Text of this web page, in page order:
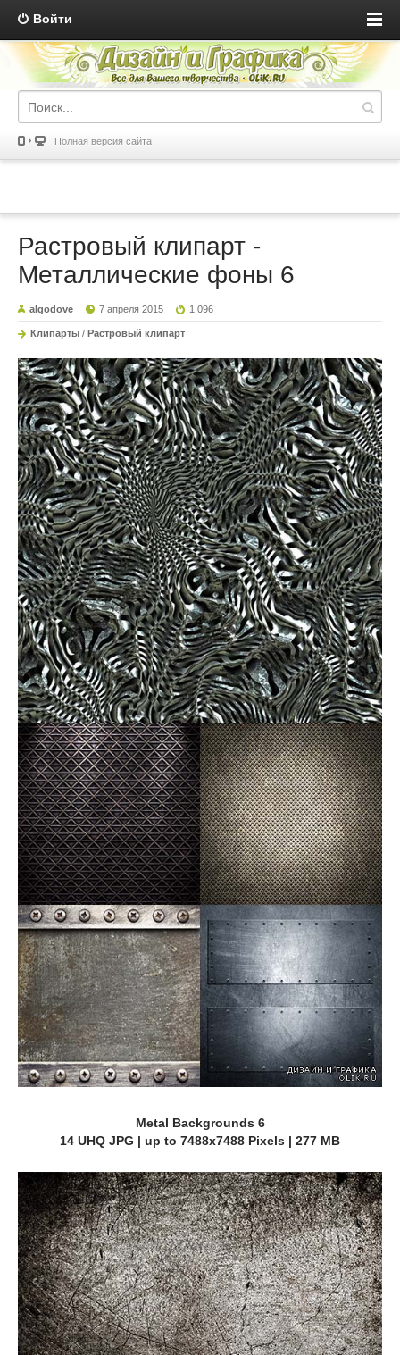
Войти
Полная версия сайта
Растровый клипарт -
Металлические фоны 6
algodove 7 апреля 2015 1 096
Клипарты / Растровый клипарт
Metal Backgrounds 6
14 UHQ JPG | up to 7488x7488 Pixels | 277 MB